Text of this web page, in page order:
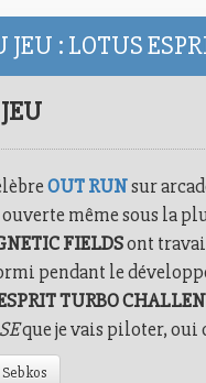
JEU : LOTUS
OUT RUNsur
même sous la
FIELDSont
pendant le
TURBO
que je vais piloter, oui